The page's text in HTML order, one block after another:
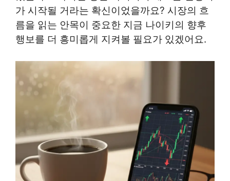
가 시작될 거라는 확신이었을까요? 시장의 흐
름을 읽는 안목이 중요한 지금 나이키의 향후
행보를 더 흥미롭게 지켜볼 필요가 있겠어요.